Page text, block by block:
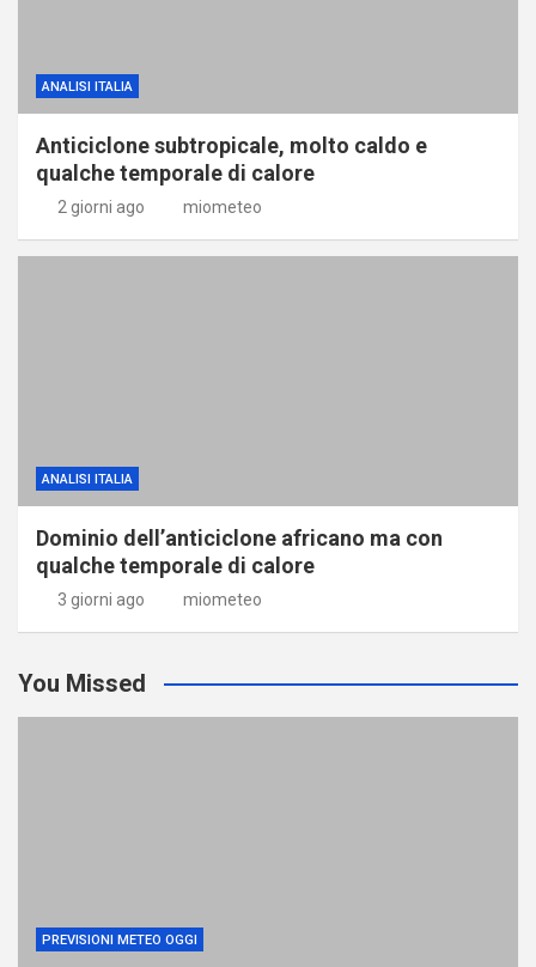
ANALISI ITALIA
Anticiclone subtropicale, molto caldo e
qualche temporale di calore
2 giorni ago miometeo
ANALISI ITALIA
Dominio dell’anticiclone africano ma con
qualche temporale di calore
3 giorni ago miometeo
You Missed
PREVISIONI METEO OGGI